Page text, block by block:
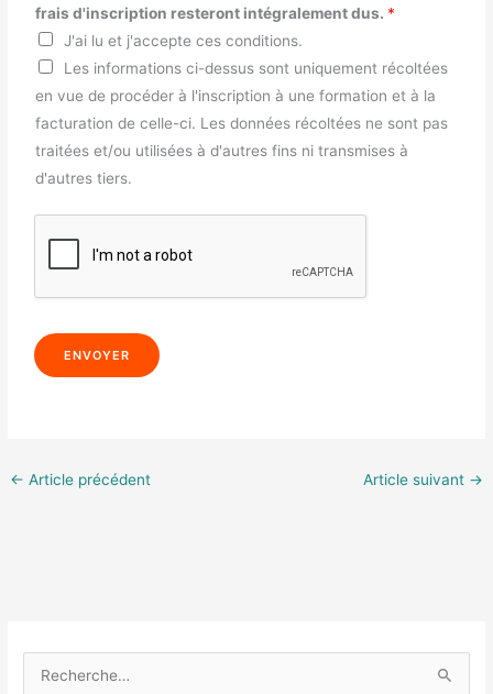
frais d'inscription resteront intégralement dus. *
J'ai lu et j'accepte ces conditions.
Les informations ci-dessus sont uniquement récoltées
en vue de procéder à l'inscription à une formation et à la
facturation de celle-ci. Les données récoltées ne sont pas
traitées et/ou utilisées à d'autres fins ni transmises à
d'autres tiers.
ENVOYER
← Article précédent Article suivant →